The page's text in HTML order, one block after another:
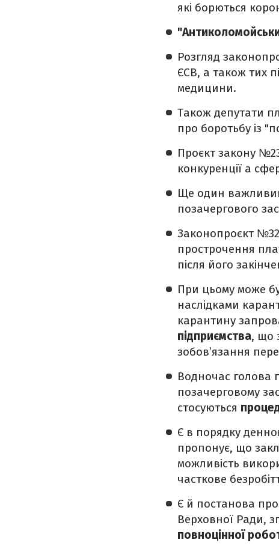
які борються
Розгляд
ЄСВ, а також тих
медицини.
Також депутати
про боротьбу із
Проєкт закону
конкуренції а
Ще один
позачергового
Законопроєкт
прострочення
після його
При цьому може
наслідками
карантину
підприємства, що
зобов’язання
Водночас голова
позачерговому
стосуються
Є в порядку
пропонує, що
можливість
часткове
Є й постанова про
Верховної Ради,
повноцінної